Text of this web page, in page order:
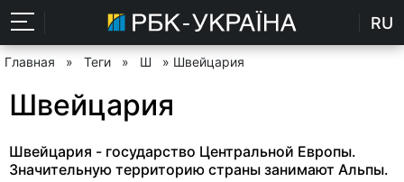
RU
Главная » Теги » Ш » Швейцария
Швейцария
Швейцария - государство Центральной Европы.
Значительную территорию страны занимают Альпы.